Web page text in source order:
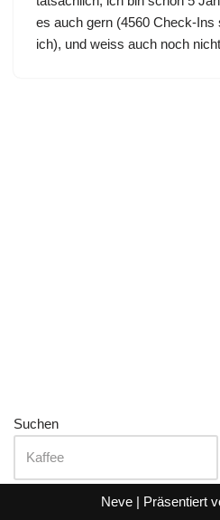
es auch gern (4560 Check-
ich), und weiss auch noch
Suchen
Neve | Präsentiert